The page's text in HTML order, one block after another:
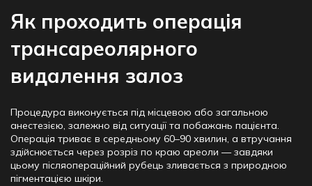
Як проходить операція
трансареолярного
видалення залоз
Процедура виконується під місцевою або загальною
анестезією, залежно від ситуації та побажань пацієнта.
Операція триває в середньому 60–90 хвилин, а втручання
здійснюється через розріз по краю ареоли — завдяки
цьому післяопераційний рубець зливається з природною
пігментацією шкіри.